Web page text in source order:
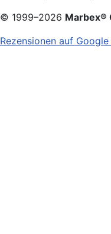
© 1999–2026 Marbex®
Rezensionen auf Google